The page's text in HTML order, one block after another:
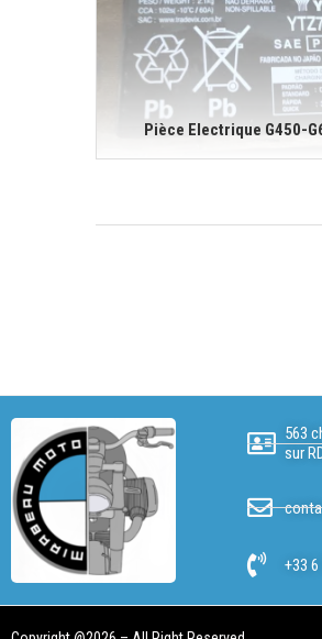
Pièce Electrique G450-
563
sur
+33